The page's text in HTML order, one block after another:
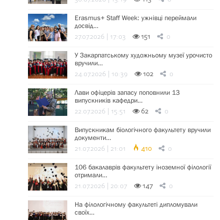
Erasmus+ Staff Week: ужнівці переймали
досвід…
27.07.2026 | 17:03 151 0
У Закарпатському художньому музеї урочисто
вручили…
24.07.2026 | 10:39 102 0
Лави офіцерів запасу поповнили 13
випускників кафедри…
22.07.2026 | 15:51 62 0
Випускникам біологічного факультету вручили
документи…
21.07.2026 | 21:01 410 0
106 бакалаврів факультету іноземної філології
отримали…
21.07.2026 | 20:07 147 0
На філологічному факультеті дипломували
своїх…